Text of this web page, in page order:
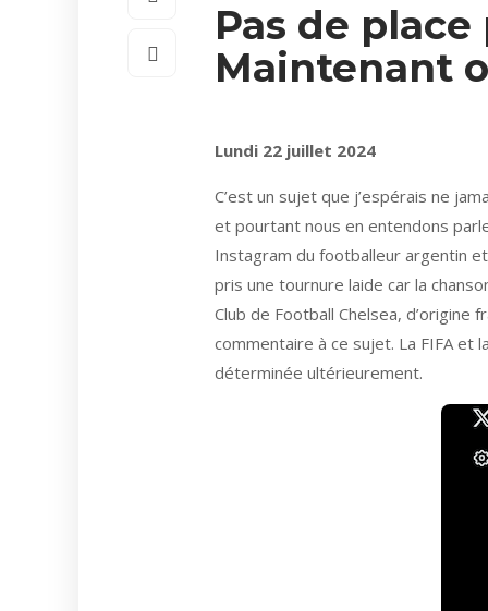
Pas de
Maintenant
Lundi 22 juillet 2024
C’est un sujet que j’espérais ne
et pourtant nous en entendons
Instagram du footballeur argentin
pris une tournure laide car la
Club de Football Chelsea,
commentaire à ce sujet. La FIFA et
déterminée ultérieurement.